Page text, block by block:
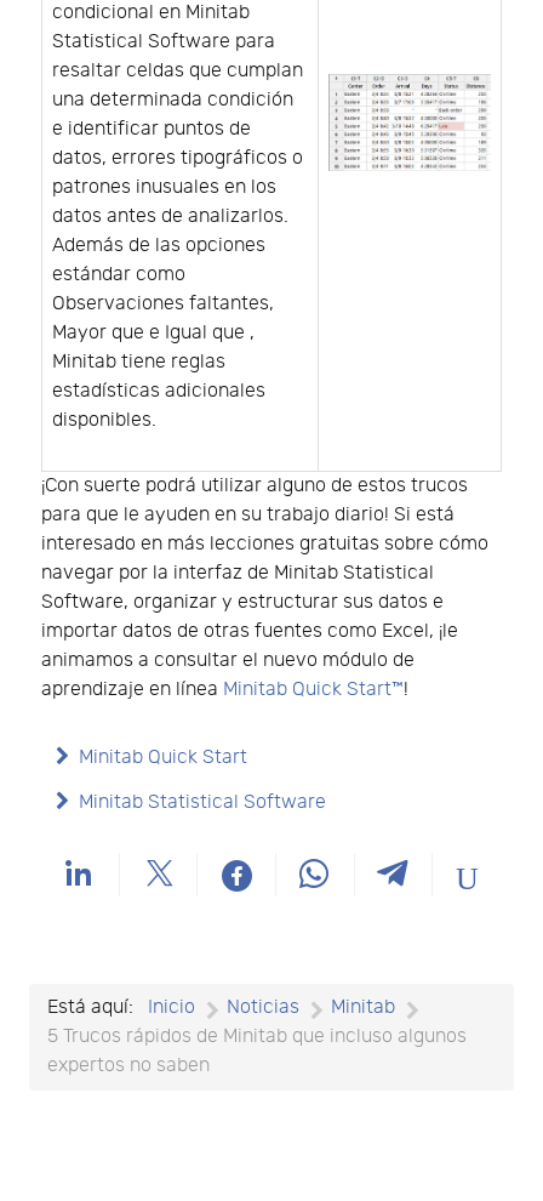
condicional en Minitab
Statistical Software para
resaltar celdas que cumplan
una determinada condición
e identificar puntos de
datos, errores tipográficos o
patrones inusuales en los
datos antes de analizarlos.
Además de las opciones
estándar como
Observaciones faltantes,
Mayor que e Igual que ,
Minitab tiene reglas
estadísticas adicionales
disponibles.
¡Con suerte podrá utilizar alguno de estos trucos
para que le ayuden en su trabajo diario! Si está
interesado en más lecciones gratuitas sobre cómo
navegar por la interfaz de Minitab Statistical
Software, organizar y estructurar sus datos e
importar datos de otras fuentes como Excel, ¡le
animamos a consultar el nuevo módulo de
aprendizaje en línea Minitab Quick Start™!
Minitab Quick Start
Minitab Statistical Software
Está aquí: Inicio Noticias
Minitab
5 Trucos rápidos de Minitab que incluso algunos
expertos no saben